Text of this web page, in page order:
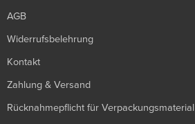
AGB
Widerrufsbelehrung
Kontakt
Zahlung & Versand
Rücknahmepflicht für Verpackungsmaterial